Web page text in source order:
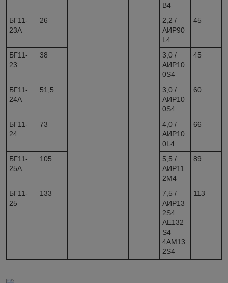
В4
БГ11-
23А
26
2,2 /
АИР90
L4
45
БГ11-
23
38
3,0 /
АИР10
0S4
45
БГ11-
24А
51,5
3,0 /
АИР10
0S4
60
БГ11-
24
73
4,0 /
АИР10
0L4
66
БГ11-
25А
105
5,5 /
АИР11
2M4
89
БГ11-
25
133
7,5 /
АИР13
2S4
АE132
S4
4АM13
2S4
113